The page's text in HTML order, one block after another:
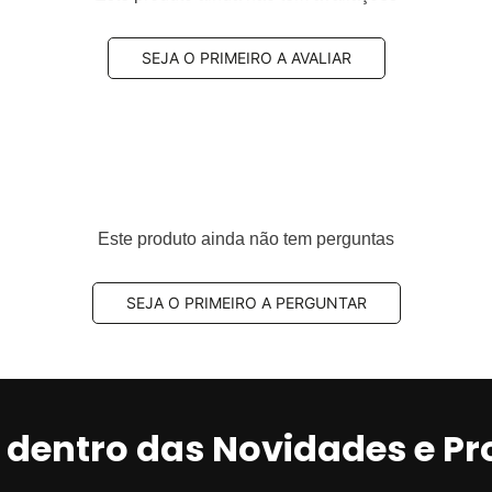
424617, 4246W8, 1618862780, 424918, 424984,
foi desenvolvido para oferecerboa dissipação de calor
conforme a aplicação informada.
ventilado
na dissipação de calor.
repetidas.
SEJA O PRIMEIRO A AVALIAR
Este produto ainda não tem perguntas
SEJA O PRIMEIRO A PERGUNTAR
das Novidades e